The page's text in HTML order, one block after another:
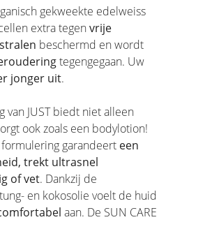
gekweekte edelweiss
extra tegenvrije
beschermd en wordt
tegengegaan. Uw
jonger uit.
van JUST biedt niet alleen
ook zoals een bodylotion!
garandeert een
trekt ultrasnel
of vet. Dankzij de
en kokosolie voelt de huid
aan. De SUN CARE